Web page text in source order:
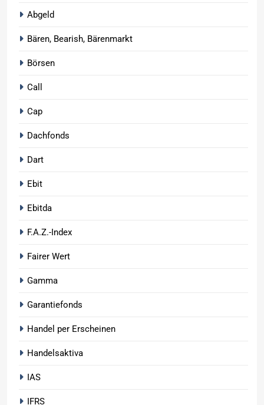
Abgeld
Bären, Bearish, Bärenmarkt
Börsen
Call
Cap
Dachfonds
Dart
Ebit
Ebitda
F.A.Z.-Index
Fairer Wert
Gamma
Garantiefonds
Handel per Erscheinen
Handelsaktiva
IAS
IFRS